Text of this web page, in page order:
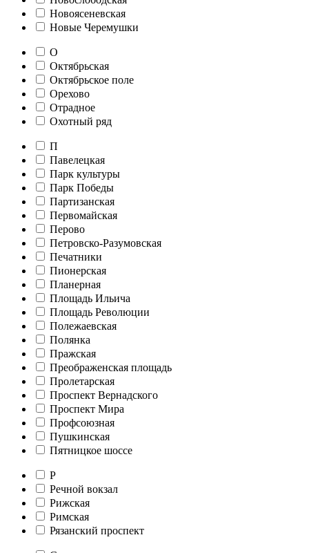
Новоясеневская
Новые Черемушки
О
Октябрьская
Октябрьское поле
Орехово
Отрадное
Охотный ряд
П
Павелецкая
Парк культуры
Парк Победы
Партизанская
Первомайская
Перово
Петровско-Разумовская
Печатники
Пионерская
Планерная
Площадь Ильича
Площадь Революции
Полежаевская
Полянка
Пражская
Преображенская площадь
Пролетарская
Проспект Вернадского
Проспект Мира
Профсоюзная
Пушкинская
Пятницкое шоссе
Р
Речной вокзал
Рижская
Римская
Рязанский проспект